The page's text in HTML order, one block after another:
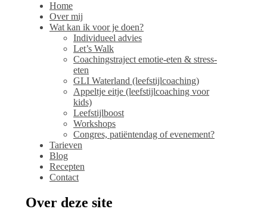
Home
Over mij
Wat kan ik voor je doen?
Individueel advies
Let’s Walk
Coachingstraject emotie-eten & stress-
eten
GLI Waterland (leefstijlcoaching)
Appeltje eitje (leefstijlcoaching voor
kids)
Leefstijlboost
Workshops
Congres, patiëntendag of evenement?
Tarieven
Blog
Recepten
Contact
Over deze site